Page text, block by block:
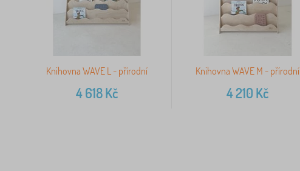
Knihovna WAVE L - přírodní
4 618Kč
Knihovna WAVE M - přírodní
4 210 Kč